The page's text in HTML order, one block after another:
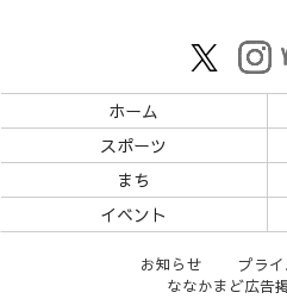
ホーム
スポーツ
まち
イベント
お知らせ
プラ
ななかまど広告